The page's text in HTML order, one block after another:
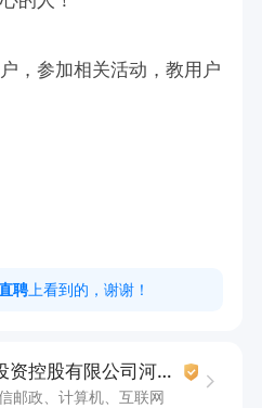
，参加相关活动，教用户
聘 上看到的，谢谢！
中乾（深圳）投资控股有限公司河南分公司
邮政、计算机、互联网